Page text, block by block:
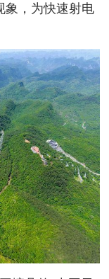
象，为快速射电